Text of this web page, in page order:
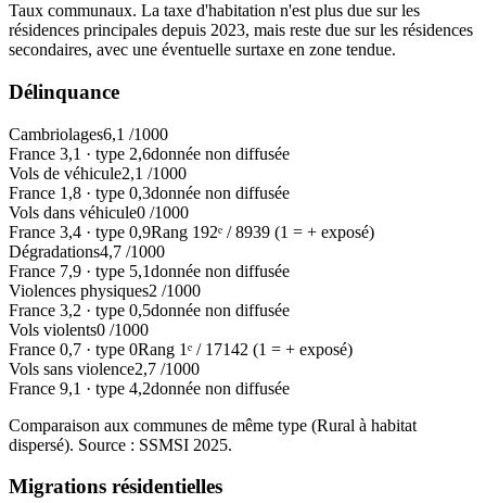
Taux communaux. La taxe d'habitation n'est plus due sur les
résidences principales depuis 2023, mais reste due sur les résidences
secondaires, avec une éventuelle surtaxe en zone tendue.
Délinquance
Cambriolages6,1 /1000
France 3,1 · type 2,6donnée non diffusée
Vols de véhicule2,1 /1000
France 1,8 · type 0,3donnée non diffusée
Vols dans véhicule0 /1000
France 3,4 · type 0,9Rang 192ᵉ /8939 (1 = + exposé)
Dégradations4,7 /1000
France 7,9 · type 5,1donnée non diffusée
Violences physiques2 /1000
France 3,2 · type 0,5donnée non diffusée
Vols violents0 /1000
France 0,7 · type 0Rang 1ᵉ / 17142 (1 = + exposé)
Vols sans violence2,7 /1000
France 9,1 · type 4,2donnée non diffusée
Comparaison aux communes de même type (Rural à habitat
dispersé). Source : SSMSI 2025.
Migrations résidentielles